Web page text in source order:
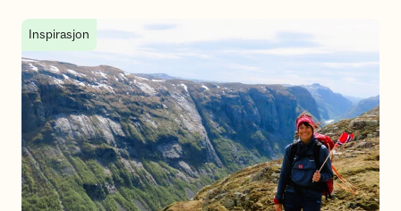
Juvelen i Frafjordheiane
Inspirasjon